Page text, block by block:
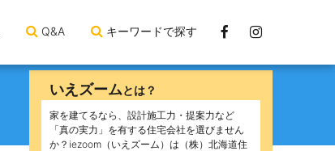
Facebook
ジ
Instagram
Q&A キーワードで探す
いえズームとは？
家を建てるなら、設計施工力・提案力など
「真の実力」を有する住宅会社を選びません
か？iezoom（いえズーム）は（株）北海道住